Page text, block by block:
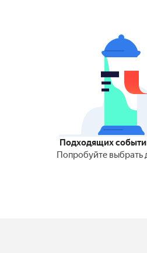
Подходящих
Попробуйте выбрать